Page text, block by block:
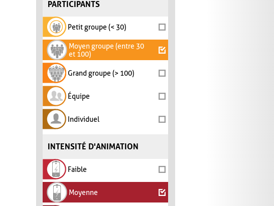
PARTICIPANTS
Petit groupe (< 30)
Moyen groupe (entre 30
et 100)
Grand groupe (> 100)
Équipe
Individuel
INTENSITÉ D'ANIMATION
Faible
Moyenne